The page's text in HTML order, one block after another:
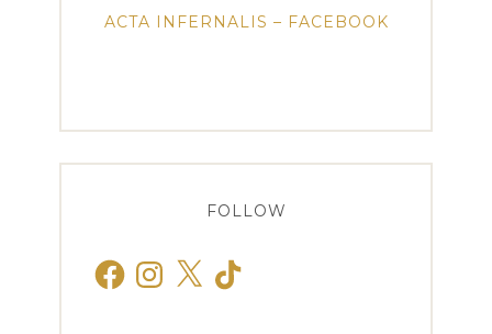
ACTA INFERNALIS – FACEBOOK
FOLLOW
FacebookInstagram
X TikTok